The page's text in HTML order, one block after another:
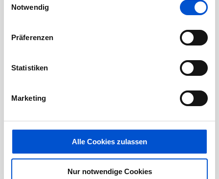
Notwendig
Präferenzen
Statistiken
Marketing
Alle Cookies zulassen
Nur notwendige Cookies
Profil
Ausbildung:
Kommunikations- und Medienmanagement,
Prozessmanagement, Projektmanagement,
Betriebswirtschaftslehre oder vergleichbar
oder vorherige Praktika, idealerweise
bereits in einem internationalen
Unternehmen
sicherer Umgang mit Videoschnitt und -